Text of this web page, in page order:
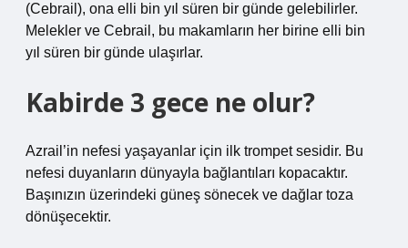
(Cebrail), ona elli bin yıl süren bir günde gelebilirler.
Melekler ve Cebrail, bu makamların her birine elli bin
yıl süren bir günde ulaşırlar.
Kabirde 3 gece ne olur?
Azrail’in nefesi yaşayanlar için ilk trompet sesidir. Bu
nefesi duyanların dünyayla bağlantıları kopacaktır.
Başınızın üzerindeki güneş sönecek ve dağlar toza
dönüşecektir.